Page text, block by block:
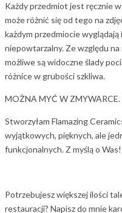
Każdy przedmiot jest ręcznie
może różnić się od tego na
każdym przedmiocie
niepowtarzalny. Ze względu
możliwe są widoczne ślady
różnice w grubości szkliwa.
MOŻNA MYĆ W ZMYWARCE.
Stworzyłam Flamazing
wyjątkowych, pięknych, ale
funkcjonalnych. Z myślą o Was!
Potrzebujesz większej ilości
restauracji? Napisz do mnie